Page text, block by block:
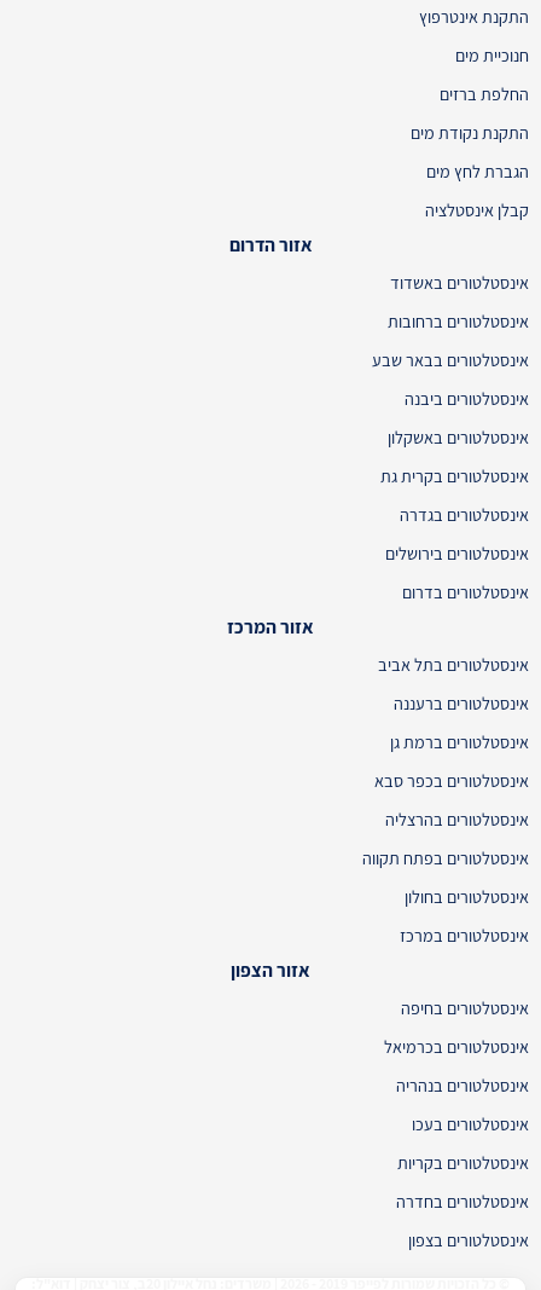
התקנת אינטרפוץ
חנוכיית מים
החלפת ברזים
התקנת נקודת מים
הגברת לחץ מים
קבלן אינסטלציה
אזור הדרום
אינסטלטורים באשדוד
אינסטלטורים ברחובות
אינסטלטורים בבאר שבע
אינסטלטורים ביבנה
אינסטלטורים באשקלון
אינסטלטורים בקרית גת
אינסטלטורים בגדרה
אינסטלטורים בירושלים
אינסטלטורים בדרום
אזור המרכז
אינסטלטורים בתל אביב
אינסטלטורים ברעננה
אינסטלטורים ברמת גן
אינסטלטורים בכפר סבא
אינסטלטורים בהרצליה
אינסטלטורים בפתח תקווה
אינסטלטורים בחולון
אינסטלטורים במרכז
אזור הצפון
אינסטלטורים בחיפה
אינסטלטורים בכרמיאל
אינסטלטורים בנהריה
אינסטלטורים בעכו
אינסטלטורים בקריות
אינסטלטורים בחדרה
אינסטלטורים בצפון